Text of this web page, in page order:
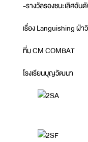
-รางวัลรองชนะเลิศอัน
เรื่อง Languishing ฝ่
ที่ม CM COMBAT
โรงเรียนบุญวัฒนา